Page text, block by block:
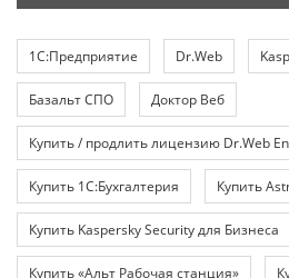
1С:Предприятие Dr.Web
Базальт СПО Доктор Веб
Купить / продлить лицензию Dr.Web
Купить 1С:Бухгалтерия Купить
Купить Kaspersky Security для Бизнеса
Купить «Альт Рабочая станция»